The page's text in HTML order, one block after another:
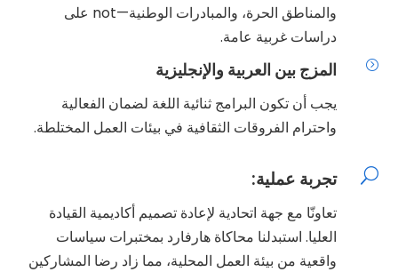
والمناطق الحرة، والمبادرات الوطنية—not على
دراسات غربية عامة.
= المزج بين العربية والإنجليزية
يجب أن تكون البرامج ثنائية اللغة لضمان الفعالية
واحترام الفروقات الثقافية في بيئات العمل المختلطة.
U تجربة عملية:
تعاونّا مع جهة اتحادية لإعادة تصميم أكاديمية القيادة
العليا. استبدلنا محاكاة هارفارد بمختبرات سياسات
واقعية من بيئة العمل المحلية، مما زاد رضا المشاركين